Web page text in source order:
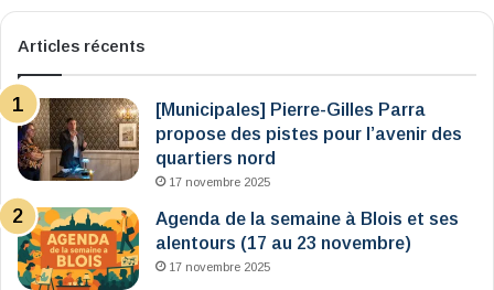
Articles récents
[Municipales] Pierre-Gilles Parra
propose des pistes pour l’avenir des
quartiers nord
17 novembre 2025
Agenda de la semaine à Blois et ses
alentours (17 au 23 novembre)
17 novembre 2025